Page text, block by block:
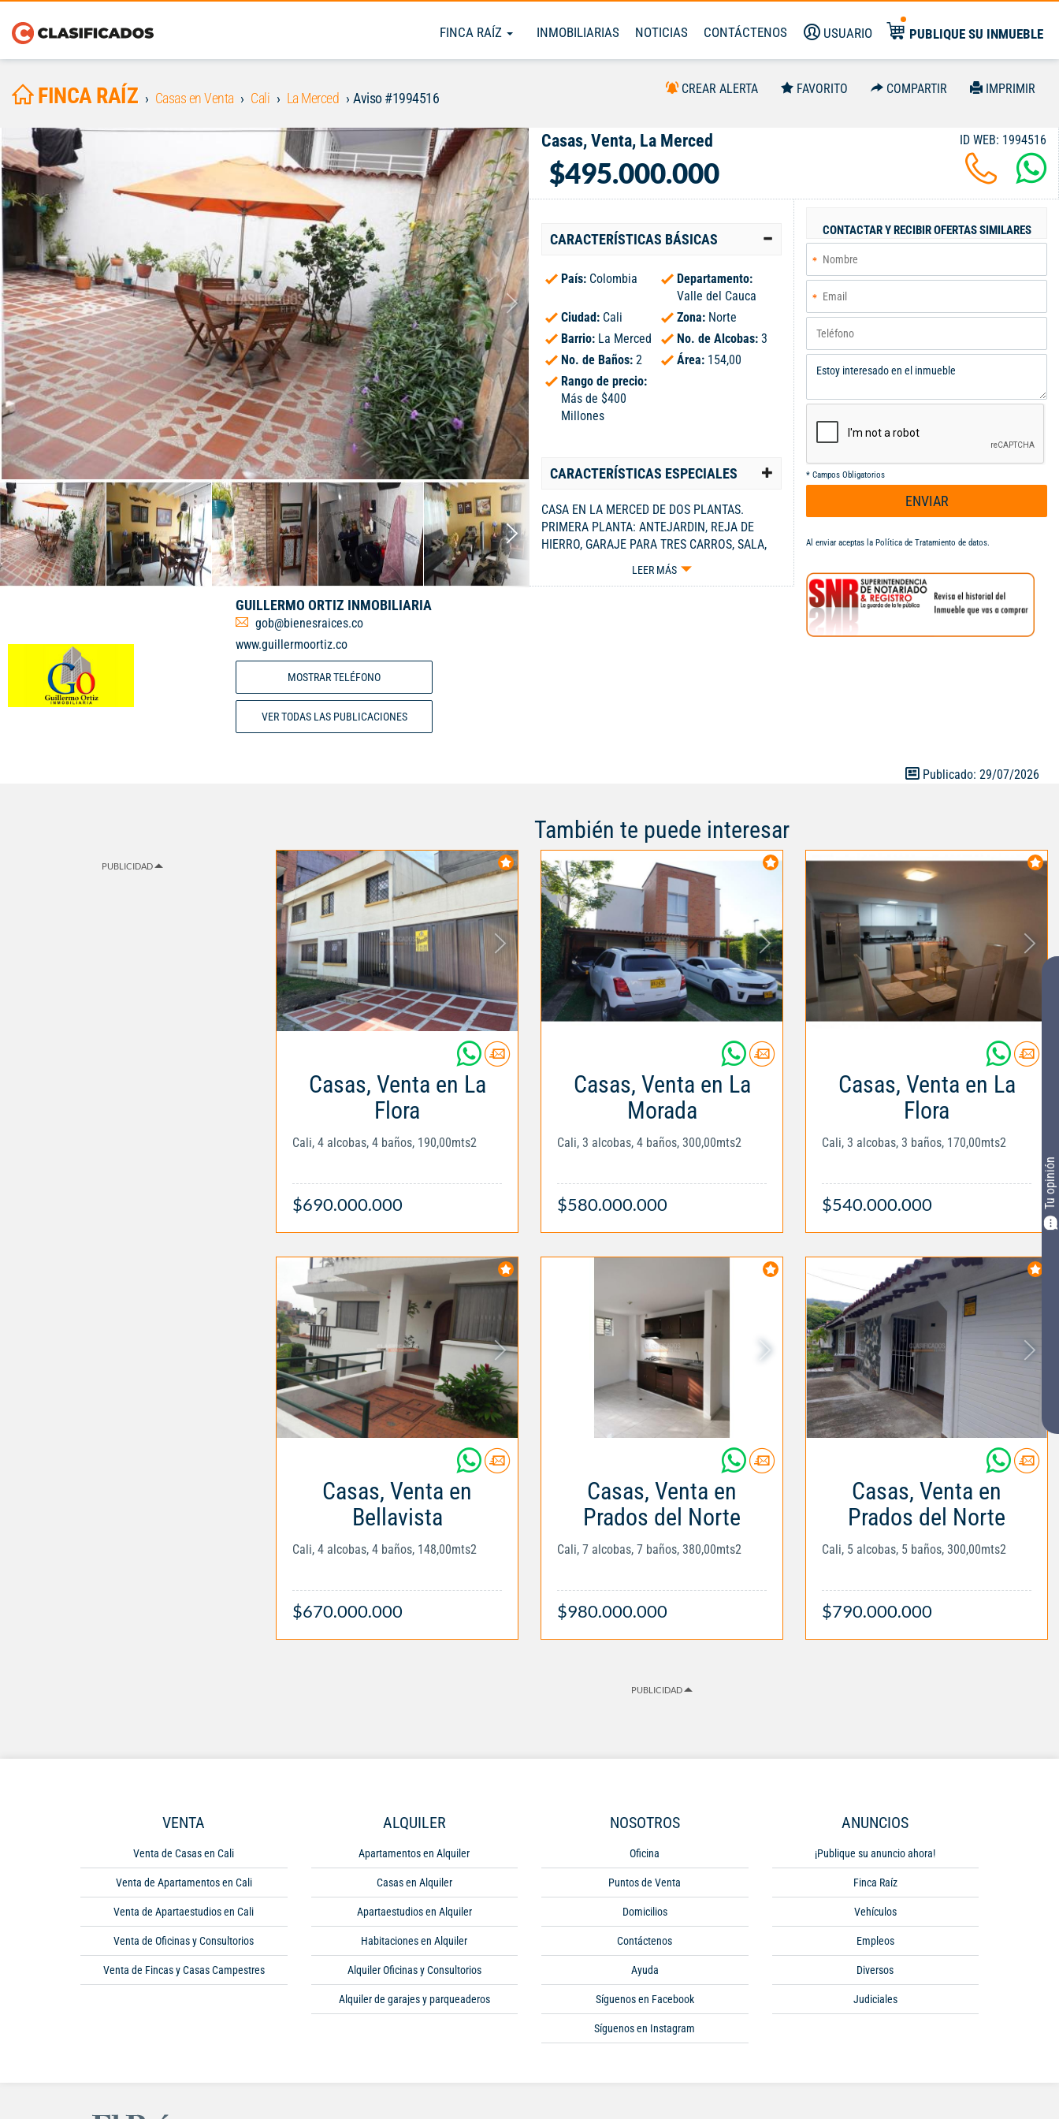
FINCA RAÍZ INMOBILIARIAS NOTICIAS CONTÁCTENOS USUARIO PUBLIQUE SU INMUEBLE
Tu opinión
FINCA RAÍZ Casas en Venta Cali La Merced Aviso #1994516
CREAR ALERTA FAVORITO COMPARTIR IMPRIMIR
GUILLERMO ORTIZ INMOBILIARIA
gob@bienesraices.co
www.guillermoortiz.co
MOSTRAR TELÉFONO
VER TODAS LAS PUBLICACIONES
Casas, Venta, La Merced
$495.000.000
ID WEB: 1994516
CARACTERÍSTICAS BÁSICAS
País: Colombia
Departamento:
Valle del Cauca
Ciudad: Cali Zona: Norte
Barrio: La Merced No. de Alcobas: 3
No. de Baños: 2 Área: 154,00
Rango de precio:
Más de $400
Millones
CARACTERÍSTICAS ESPECIALES
CASA EN LA MERCED DE DOS PLANTAS.
PRIMERA PLANTA: ANTEJARDIN, REJA DE
HIERRO, GARAJE PARA TRES CARROS, SALA,
COMEDOR, PATIO GRANDE BAÑO SOCIAL, PISO
EN CERAMICA, TECHO CIELO RASO EN
LEER MÁS
CONTACTAR Y RECIBIR OFERTAS SIMILARES
* Campos Obligatorios
ENVIAR
Al enviar aceptas la Política de Tratamiento de datos.
Publicado: 29/07/2026
PUBLICIDAD
También te puede interesar
Casas, Venta en La
Flora
Cali, 4 alcobas, 4 baños, 190,00mts2
$690.000.000
Casas, Venta en La
Morada
Cali, 3 alcobas, 4 baños, 300,00mts2
$580.000.000
Casas, Venta en La
Flora
Cali, 3 alcobas, 3 baños, 170,00mts2
$540.000.000
Casas, Venta en
Bellavista
Cali, 4 alcobas, 4 baños, 148,00mts2
$670.000.000
Casas, Venta en
Prados del Norte
Cali, 7 alcobas, 7 baños, 380,00mts2
$980.000.000
Casas, Venta en
Prados del Norte
Cali, 5 alcobas, 5 baños, 300,00mts2
$790.000.000
PUBLICIDAD
VENTA
Venta de Casas en Cali
Venta de Apartamentos en Cali
Venta de Apartaestudios en Cali
Venta de Oficinas y Consultorios
Venta de Fincas y Casas Campestres
ALQUILER
Apartamentos en Alquiler
Casas en Alquiler
Apartaestudios en Alquiler
Habitaciones en Alquiler
Alquiler Oficinas y Consultorios
Alquiler de garajes y parqueaderos
NOSOTROS
Oficina
Puntos de Venta
Domicilios
Contáctenos
Ayuda
Síguenos en Facebook
Síguenos en Instagram
ANUNCIOS
¡Publique su anuncio ahora!
Finca Raíz
Vehículos
Empleos
Diversos
Judiciales